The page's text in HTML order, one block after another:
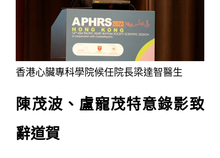
香港心臟專科學院候任院長梁達智醫生
陳茂波、盧寵茂特意錄影致
辭道賀